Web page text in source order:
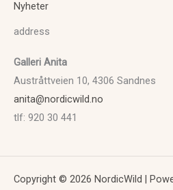
Nyheter
address
Galleri Anita
Austråttveien 10, 4306 Sandnes
anita@nordicwild.no
tlf: 920 30 441
Copyright © 2026 NordicWild |